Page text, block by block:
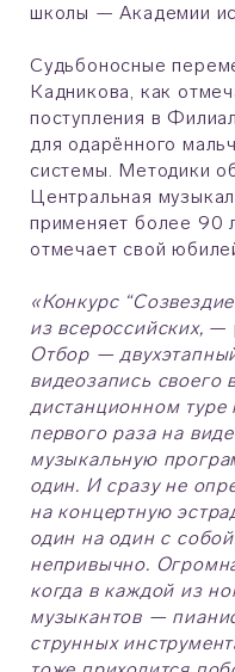
школы — Академии
Судьбоносные
Кадникова, как
поступления в
для одарённого
системы. Методики
Центральная
применяет более 90
отмечает свой
«Конкурс
из всероссийских, —
Отбор —
видеозапись своего
дистанционном туре
первого раза на
музыкальную
один. И сразу не
на концертную
один на один с
непривычно.
когда в каждой из
музыкантов —
струнных